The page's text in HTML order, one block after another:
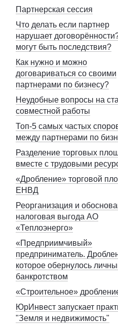
Партнерская сессия
Что делать если партнер
нарушает
могут быть последствия?
Как нужно и можно
договариваться со своими
партнерами по бизнесу?
Неудобные вопросы на
совместной работы
Топ-5 самых частых
между партнерами по
Разделение торговых
вместе с трудовыми
«Дробление» торговой
ЕНВД
Реорганизация и
налоговая выгода АО
«Теплоэнерго»
«Предприимчивый»
предприниматель.
которое обернулось
банкротством
«Строительное»
ЮрИнвест запускает
"Земля и недвижимость"